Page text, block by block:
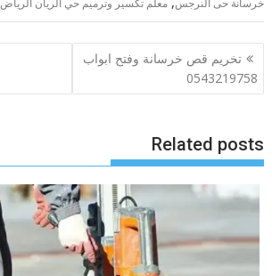
خرسانة حى النرجس معلم تكسير وترميم حي الريان الرياض
تصفّح
المقالات
تخريم قص خرسانة وفتح ابواب
0543219758
Related posts